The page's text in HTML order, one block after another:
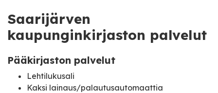
Saarijärven
kaupunginkirjaston palvelut
Pääkirjaston palvelut
Lehtilukusali
Kaksi lainaus/palautusautomaattia